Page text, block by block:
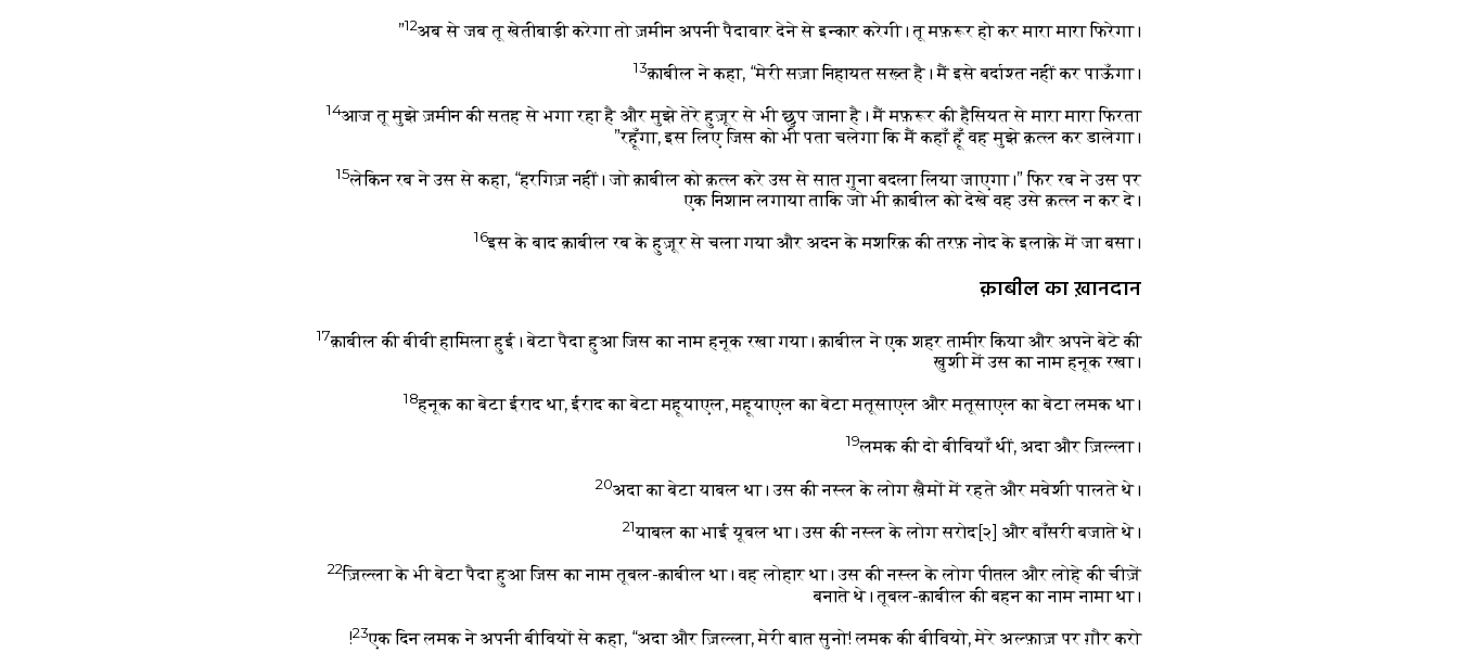
12अब से जब तू खेतीबाड़ी करेगा तो ज़मीन अपनी पैदावार देने से इन्कार करेगी। तू मफ़रूर हो कर मारा मारा फिरेगा।”
13क़ाबील ने कहा, “मेरी सज़ा निहायत सख़्त है। मैं इसे बर्दाश्त नहीं कर पाऊँगा।
14आज तू मुझे ज़मीन की सतह से भगा रहा है और मुझे तेरे हुज़ूर से भी छुप जाना है। मैं मफ़रूर की हैसियत से मारा मारा फिरता
रहूँगा, इस लिए जिस को भी पता चलेगा कि मैं कहाँ हूँ वह मुझे क़त्ल कर डालेगा।”
15लेकिन रब ने उस से कहा, “हरगिज़ नहीं। जो क़ाबील को क़त्ल करे उस से सात गुना बदला लिया जाएगा।” फिर रब ने उस पर
एक निशान लगाया ताकि जो भी क़ाबील को देखे वह उसे क़त्ल न कर दे।
16इस के बाद क़ाबील रब के हुज़ूर से चला गया और अदन के मशरिक़ की तरफ़ नोद के इलाक़े में जा बसा।
क़ाबील का ख़ानदान
17क़ाबील की बीवी हामिला हुई। बेटा पैदा हुआ जिस का नाम हनूक रखा गया। क़ाबील ने एक शहर तामीर किया और अपने बेटे की
ख़ुशी में उस का नाम हनूक रखा।
18हनूक का बेटा ईराद था, ईराद का बेटा महूयाएल, महूयाएल का बेटा मतूसाएल और मतूसाएल का बेटा लमक था।
19लमक की दो बीवियाँ थीं, अदा और ज़िल्ला।
20अदा का बेटा याबल था। उस की नस्ल के लोग ख़ैमों में रहते और मवेशी पालते थे।
21याबल का भाई यूबल था। उस की नस्ल के लोग सरोद[२] और बाँसरी बजाते थे।
22ज़िल्ला के भी बेटा पैदा हुआ जिस का नाम तूबल-क़ाबील था। वह लोहार था। उस की नस्ल के लोग पीतल और लोहे की चीज़ें
बनाते थे। तूबल-क़ाबील की बहन का नाम नामा था।
23एक दिन लमक ने अपनी बीवियों से कहा, “अदा और ज़िल्ला, मेरी बात सुनो! लमक की बीवियो, मेरे अल्फ़ाज़ पर ग़ौर करो!